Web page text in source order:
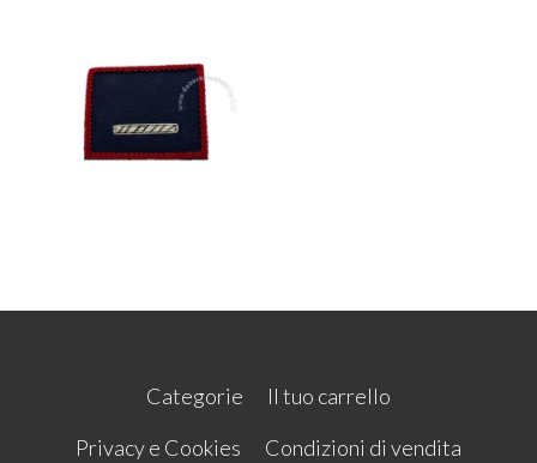
Categorie
Il tuo carrello
Privacy e Cookies
Condizioni di vendita